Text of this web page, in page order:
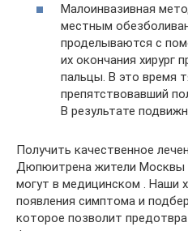
Малоинвазивная
местным
проделываются с
их окончания хирург
пальцы. В это время
препятствовавший
В результате
Получить качественное
Дюпюитрена жители Москвы
могут в медицинском . Наши
появления симптома и
которое позволит